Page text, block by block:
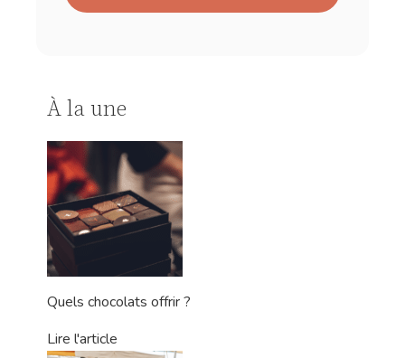
À la une
Quels chocolats offrir ?
Lire l'article